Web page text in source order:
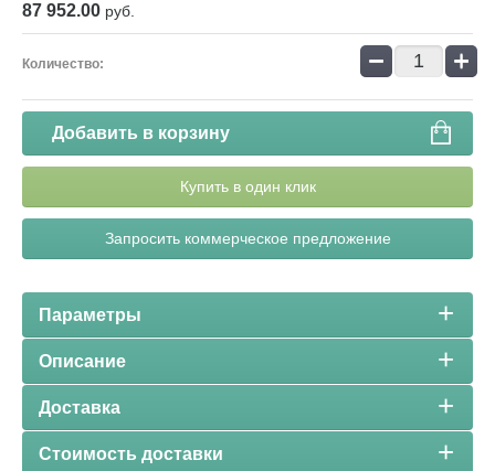
87 952.00 руб.
Количество: − +
Добавить в корзину
Купить в один клик
Запросить коммерческое предложение
Параметры
Описание
Доставка
Стоимость доставки